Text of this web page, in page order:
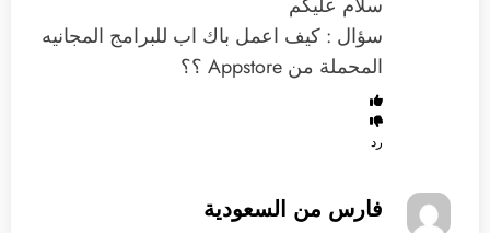
سؤال : كيف اعمل باك اب للبرامج المجانيه
المحملة من Appstore ؟؟
رد
فارس من السعودية